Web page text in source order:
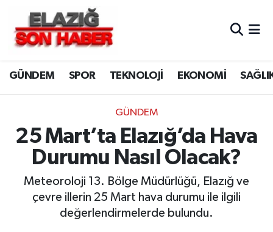
GÜNDEM SPOR TEKNOLOJİ EKONOMİ
GÜNDEM
25 Mart’ta Elazığ’da Hava
Durumu Nasıl Olacak?
Meteoroloji 13. Bölge Müdürlüğü, Elazığ ve
çevre illerin 25 Mart hava durumu ile ilgili
değerlendirmelerde bulundu.
CANLI YAYIN
ASAYİŞ
BİLİM VE TEKNOLOJİ
DÜNYA
EKONOMİ
Merkez Hava Durumu
Merkez Trafik Yoğunluk Haritası
Süper Lig Puan Durumu ve Fikstür
Tüm Manşetler
Haber Arşivi